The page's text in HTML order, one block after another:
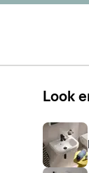
Look